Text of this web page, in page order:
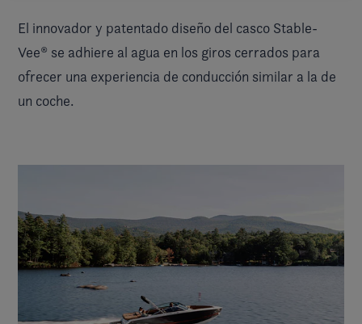
El innovador y patentado diseño del casco Stable-
Vee® se adhiere al agua en los giros cerrados para
ofrecer una experiencia de conducción similar a la de
un coche.